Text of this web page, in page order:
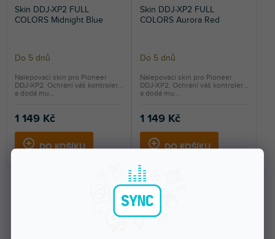
Skin DDJ-XP2 FULL
COLORS Midnight Blue
Do 5 dnů
1 149 Kč
DO KOŠÍKU
Nalepovací skin pro Pioneer
DDJ-XP2. Ochrání váš kontroler
a dodá mu...
Skin DDJ-XP2 FULL
COLORS Aurora Red
Do 5 dnů
1 149 Kč
DO KOŠÍKU
Nalepovací skin pro Pioneer
DDJ-XP2. Ochrání váš kontroler
a dodá mu...